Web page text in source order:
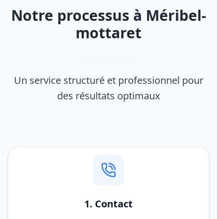
Notre processus à Méribel-
mottaret
Un service structuré et professionnel pour
des résultats optimaux
1. Contact